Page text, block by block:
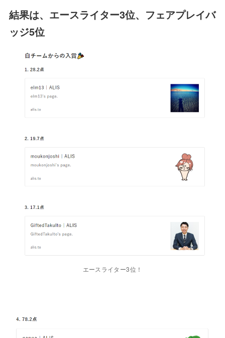
結果は、エースライター3位、フェアプレイバ
ッジ5位
エースライター3位！